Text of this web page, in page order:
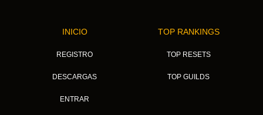
INICIO
REGISTRO
DESCARGAS
ENTRAR
TOP RANKINGS
TOP RESETS
TOP GUILDS